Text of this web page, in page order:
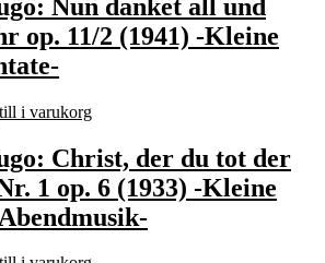
Nun danket all und
op. 11/2 (1941) -Kleine
i varukorg
Christ, der du tot der
1 op. 6 (1933) -Kleine